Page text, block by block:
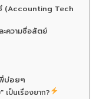
ชี (Accounting Tech
ความซื่อสัตย์
บ่อยๆ
เป็นเรื่องยาก?